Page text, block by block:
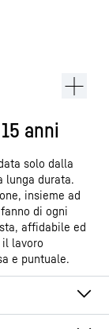
anni
solo dalla
lunga durata.
insieme ad
di ogni
affidabile ed
lavoro
e puntuale.